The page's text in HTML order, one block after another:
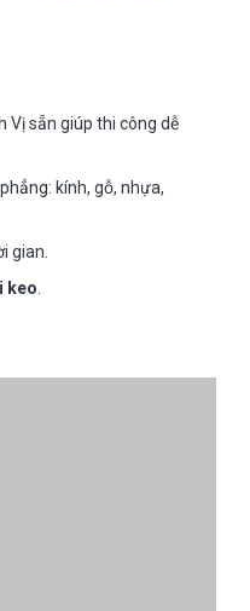
Vị sẵn giúp thi công dễ
kính, gỗ, nhựa,
gian.
keo.